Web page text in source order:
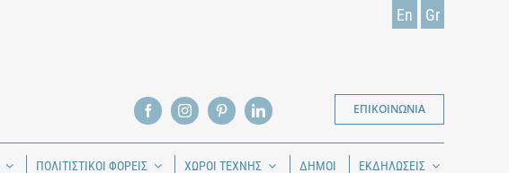
En Gr
ΕΠΙΚΟΙΝΩΝΙΑ
ΠΟΛΙΤΙΣΤΙΚΟΙ ΦΟΡΕΙΣ ΧΩΡΟΙ ΤΕΧΝΗΣ ΔΗΜΟΙ ΕΚΔΗΛΩΣΕΙΣ